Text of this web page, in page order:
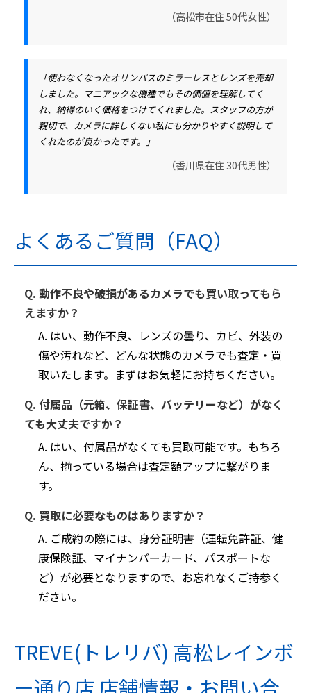
（高松市在住 50代女性）
「使わなくなったオリンパスのミラーレスとレンズを売却
しました。 マニアックな機種でもその価値を理解してく
れ、納得のいく価格をつけてくれました。 スタッフの方が
親切で、カメラに詳しくない私にも分かりやすく説明して
くれたのが良かったです。」
（香川県在住 30代男性）
よくあるご質問（FAQ）
Q. 動作不良や破損があるカメラでも買い取ってもら
えますか？
A. はい、動作不良、レンズの曇り、カビ、外装の
傷や汚れなど、どんな状態のカメラでも査定・買
取いたします。まずはお気軽にお持ちください。
Q. 付属品（元箱、保証書、バッテリーなど）がなく
ても大丈夫ですか？
A. はい、付属品がなくても買取可能です。もちろ
ん、揃っている場合は査定額アップに繋がりま
す。
Q. 買取に必要なものはありますか？
A. ご成約の際には、身分証明書（運転免許証、健
康保険証、マイナンバーカード、パスポートな
ど）が必要となりますので、お忘れなくご持参く
ださい。
TREVE(トレリバ) 高松レインボ
ー通り店 店舗情報・お問い合